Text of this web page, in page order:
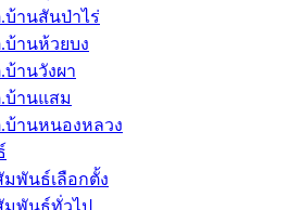
บ้านสันป่าไร่
บ้านห้วยบง
บ้านวังผา
บ้านแสม
บ้านหนองหลวง
พันธ์เลือกตั้ง
มพันธ์ทั่วไป